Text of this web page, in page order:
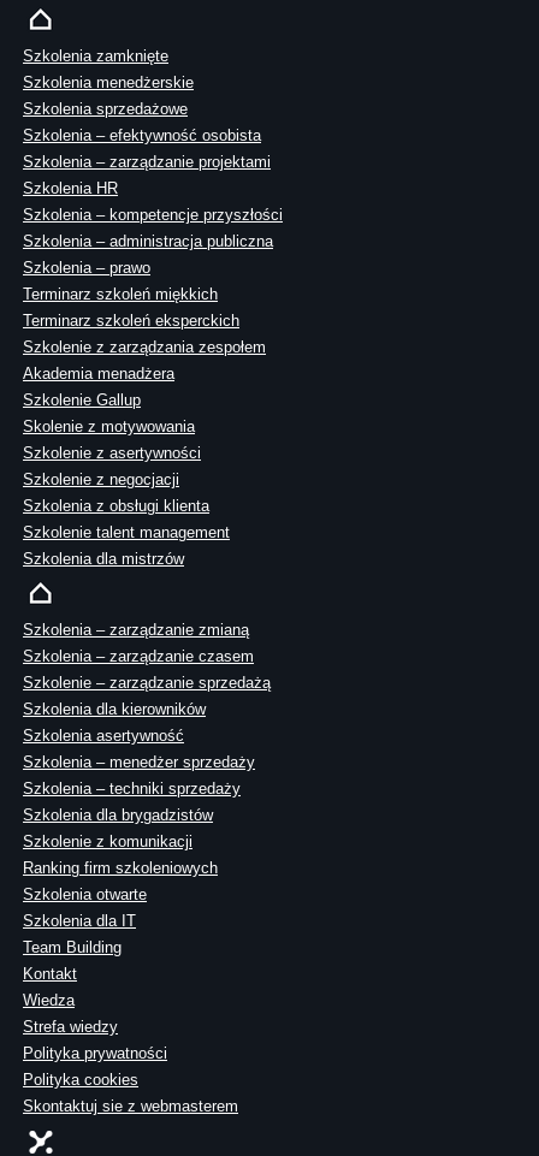
Szkolenia zamknięte
Szkolenia menedżerskie
Szkolenia sprzedażowe
Szkolenia – efektywność osobista
Szkolenia – zarządzanie projektami
Szkolenia HR
Szkolenia – kompetencje przyszłości
Szkolenia – administracja publiczna
Szkolenia – prawo
Terminarz szkoleń miękkich
Terminarz szkoleń eksperckich
Szkolenie z zarządzania zespołem
Akademia menadżera
Szkolenie Gallup
Skolenie z motywowania
Szkolenie z asertywności
Szkolenie z negocjacji
Szkolenia z obsługi klienta
Szkolenie talent management
Szkolenia dla mistrzów
Szkolenia – zarządzanie zmianą
Szkolenia – zarządzanie czasem
Szkolenie – zarządzanie sprzedażą
Szkolenia dla kierowników
Szkolenia asertywność
Szkolenia – menedżer sprzedaży
Szkolenia – techniki sprzedaży
Szkolenia dla brygadzistów
Szkolenie z komunikacji
Ranking firm szkoleniowych
Szkolenia otwarte
Szkolenia dla IT
Team Building
Kontakt
Wiedza
Strefa wiedzy
Polityka prywatności
Polityka cookies
Skontaktuj sie z webmasterem